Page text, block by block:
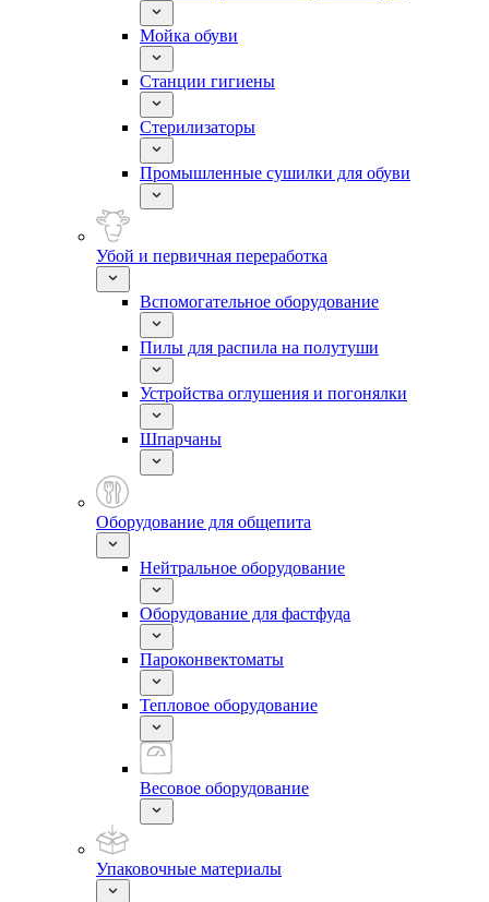
Мойка обуви
Станции гигиены
Стерилизаторы
Промышленные сушилки для обуви
Убой и первичная переработка
Вспомогательное оборудование
Пилы для распила на полутуши
Устройства оглушения и погонялки
Шпарчаны
Оборудование для общепита
Нейтральное оборудование
Оборудование для фастфуда
Пароконвектоматы
Тепловое оборудование
Весовое оборудование
Упаковочные материалы